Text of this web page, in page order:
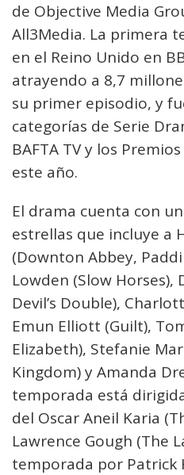
de Objective Media
All3Media. La primera
en el Reino Unido en
atrayendo a 8,7
su primer episodio, y
categorías de Serie
BAFTA TV y los
este año.
El drama cuenta con
estrellas que incluye a
(Downton Abbey,
Lowden (Slow Horses),
Devil’s Double),
Emun Elliott (Guilt),
Elizabeth), Stefanie
Kingdom) y Amanda
temporada está
del Oscar Aneil Karia
Lawrence Gough (The
temporada por Patrick